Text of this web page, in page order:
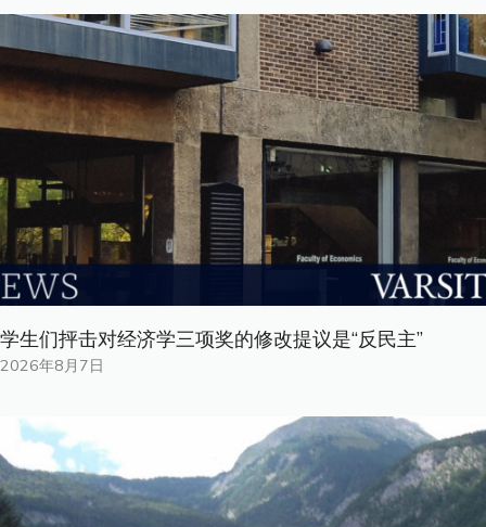
学生们抨击对经济学三项奖的修改提议是“反民主”
2026年8月7日